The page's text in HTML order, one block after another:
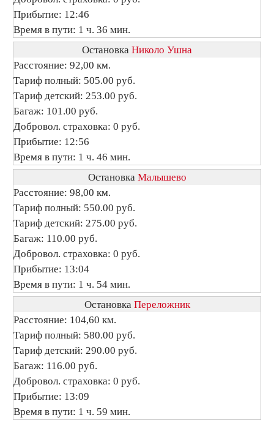
Прибытие: 12:46
Время в пути: 1 ч. 36 мин.
Остановка Николо Ушна
Расстояние: 92,00 км.
Тариф полный: 505.00 руб.
Тариф детский: 253.00 руб.
Багаж: 101.00 руб.
Добровол. страховка: 0 руб.
Прибытие: 12:56
Время в пути: 1 ч. 46 мин.
Остановка Малышево
Расстояние: 98,00 км.
Тариф полный: 550.00 руб.
Тариф детский: 275.00 руб.
Багаж: 110.00 руб.
Добровол. страховка: 0 руб.
Прибытие: 13:04
Время в пути: 1 ч. 54 мин.
Остановка Переложник
Расстояние: 104,60 км.
Тариф полный: 580.00 руб.
Тариф детский: 290.00 руб.
Багаж: 116.00 руб.
Добровол. страховка: 0 руб.
Прибытие: 13:09
Время в пути: 1 ч. 59 мин.